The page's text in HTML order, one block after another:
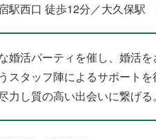
駅西口 徒歩12分／大久保駅
婚活パーティを催し、婚活
スタッフ陣によるサポート
力し質の高い出会いに繋げ